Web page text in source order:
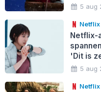
5 aug
Netflix
Netflix-
'Dit is
5 aug
Netflix